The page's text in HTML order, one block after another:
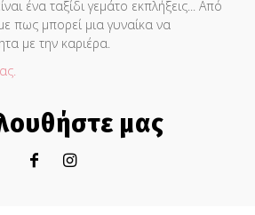
ένα ταξίδι γεμάτο εκπλήξεις... Από
πως μπορεί μια γυναίκα να
με την καριέρα.
μας